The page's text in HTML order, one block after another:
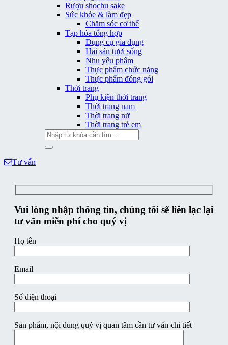
Rượu shochu sake
Sức khỏe & làm đẹp
Chăm sóc cơ thể
Tạp hóa tổng hợp
Dụng cụ gia dụng
Hải sản tươi sống
Nhu yếu phẩm
Thực phẩm chức năng
Thực phẩm đóng gói
Thời trang
Phụ kiện thời trang
Thời trang nam
Thời trang nữ
Thời trang trẻ em
Tìm
kiếm:
Tư vấn
Vui lòng nhập thông tin, chúng tôi sẽ liên lạc lại
tư vấn miễn phí cho quý vị
Họ tên
Email
Số điện thoại
Sản phẩm, nội dung quý vị quan tâm cần tư vấn chi tiết